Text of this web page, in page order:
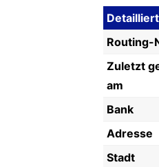
Routing-
Zuletzt
am
Bank
Adresse
Stadt